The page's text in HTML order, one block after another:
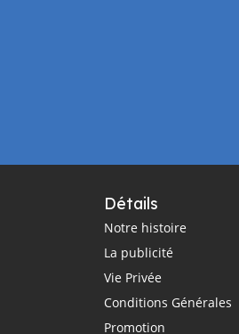
Détails
Notre histoire
La publicité
Vie Privée
Conditions Générales
Promotion